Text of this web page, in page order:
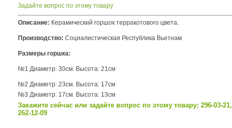
Задайте вопрос по этому товару
Описание: Керамический горшок терракотового цвета.
Производство: Социалистическая Республика Вьетнам
Размеры горшка:
№1 Диаметр: 30см. Высота: 21см
№2 Диаметр: 23см. Высота: 17см
№3 Диаметр: 17см. Высота: 13см
Закажите сейчас или задайте вопрос по этому товару: 296-03-21,
262-12-09